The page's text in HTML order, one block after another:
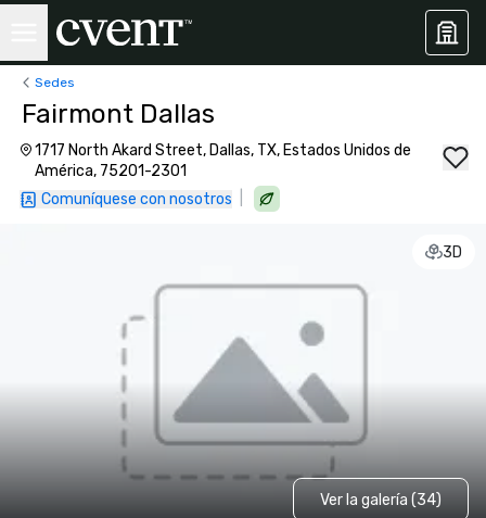
Sedes
Fairmont Dallas
1717 North Akard Street, Dallas, TX, Estados Unidos de
América, 75201-2301
Comuníquese con nosotros
3D
Ver la galería (34)